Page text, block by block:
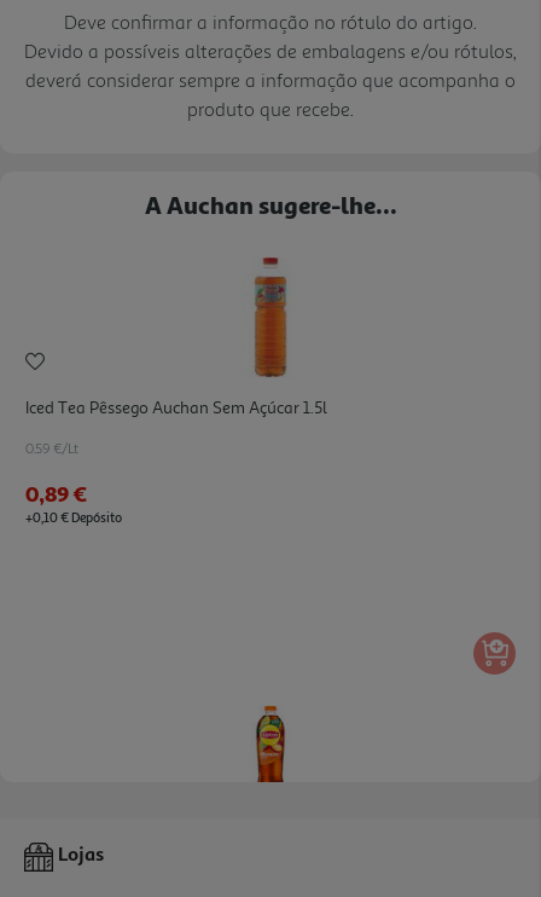
Deve confirmar a informação no rótulo do artigo.
Devido a possíveis alterações de embalagens e/ou rótulos,
deverá considerar sempre a informação que acompanha o
produto que recebe.
A Auchan sugere-lhe...
Iced Tea Pêssego Auchan Sem Açúcar 1.5l
0.59 €/Lt
0,89 €
+0,10 € Depósito
Ice Tea Lipton Pêssego 2l (sdr)
Lojas